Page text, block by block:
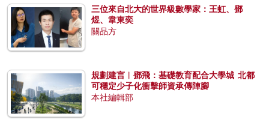
三位來自北大的世界級數學家：王虹、鄧
煜、韋東奕
關品方
規劃建言︱鄧飛：基礎教育配合大學城 北都
可穩定少子化衝擊師資承傳陣腳
本社編輯部